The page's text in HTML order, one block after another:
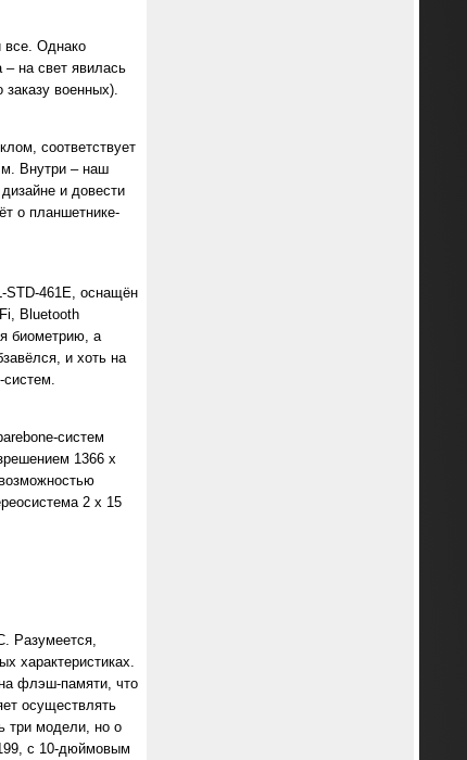
все. Однако
на свет явилась
военных).
соответствует
м. Внутри – наш
и довести
о планшетнике-
STD-461Е, оснащён
Bluetooth
биометрию, а
и хоть на
систем
1366 х
2 х 15
Разумеется,
характеристиках.
флэш-памяти, что
осуществлять
три модели, но о
с 10-дюймовым